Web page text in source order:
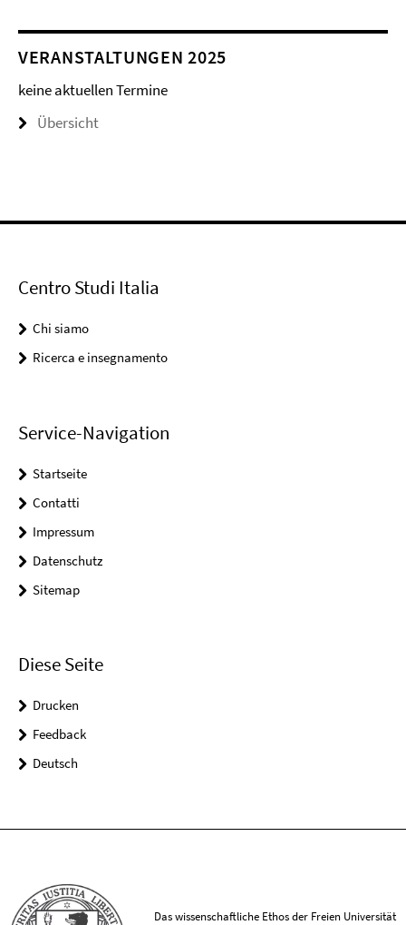
VERANSTALTUNGEN 2025
keine aktuellen Termine
Übersicht
Centro Studi Italia
Chi siamo
Ricerca e insegnamento
Service-Navigation
Startseite
Contatti
Impressum
Datenschutz
Sitemap
Diese Seite
Drucken
Feedback
Deutsch
Das wissenschaftliche Ethos der Freien Universität